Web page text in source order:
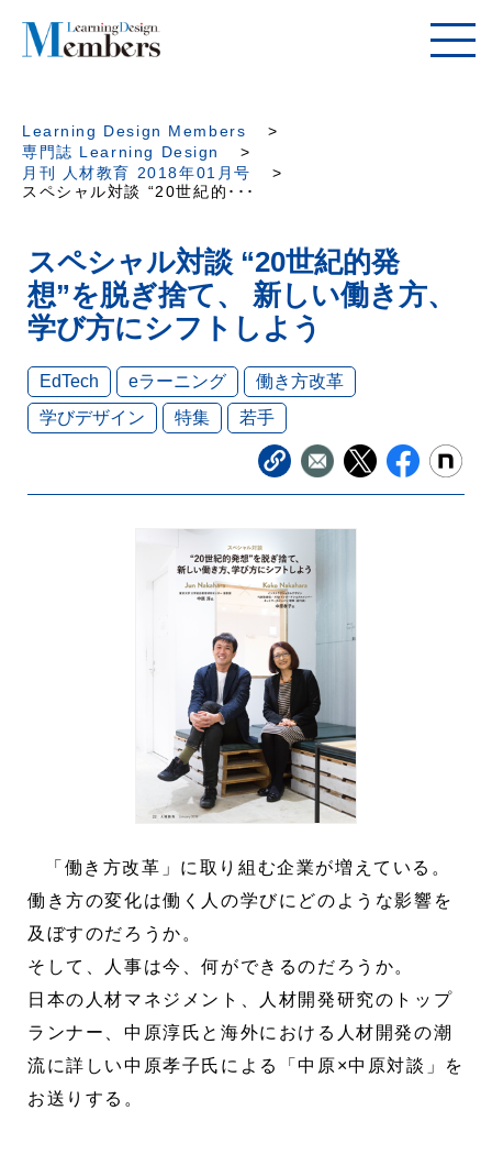
Learning Design Members
専門誌 Learning Design
月刊 人材教育 2018年01月号
スペシャル対談 “20世紀的･･･
スペシャル対談 “20世紀的発
想”を脱ぎ捨て、 新しい働き方、
学び方にシフトしよう
EdTech eラーニング
働き方改革
学びデザイン
特集 若手
「働き方改革」に取り組む企業が増えている。
働き方の変化は働く人の学びにどのような影響を
及ぼすのだろうか。
そして、人事は今、何ができるのだろうか。
日本の人材マネジメント、人材開発研究のトップ
ランナー、中原淳氏と海外における人材開発の潮
流に詳しい中原孝子氏による「中原×中原対談」を
お送りする。